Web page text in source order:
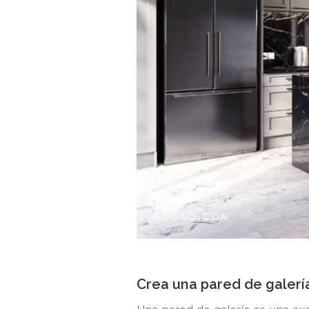
Crea una pared de